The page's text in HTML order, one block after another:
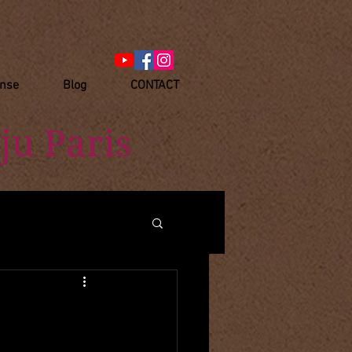
Blog CONTACT
Paris